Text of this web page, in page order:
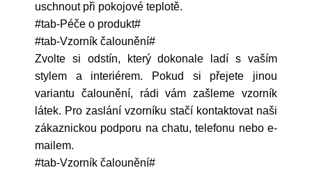
uschnout při pokojové teplotě.
#tab-Péče o produkt#
#tab-Vzorník čalounění#
Zvolte si odstín, který dokonale ladí s vaším
stylem a interiérem. Pokud si přejete jinou
variantu čalounění, rádi vám zašleme vzorník
látek. Pro zaslání vzorníku stačí kontaktovat naši
zákaznickou podporu na chatu, telefonu nebo e-
mailem.
#tab-Vzorník čalounění#